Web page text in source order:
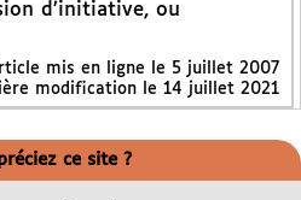
d’initiative, ou
mis en ligne le 5 juillet 2007
modification le 14 juillet 2021
ce site ?